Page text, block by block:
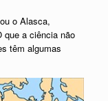
o Alasca,
que a ciência não
têm algumas